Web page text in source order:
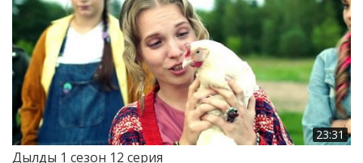
23:31
Дылды 1 сезон 12 серия